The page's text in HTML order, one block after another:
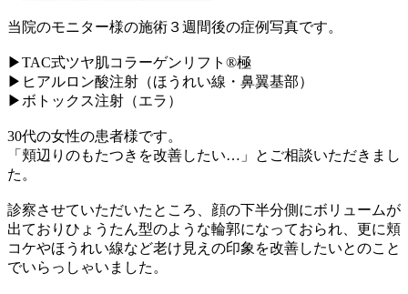
当院のモニター様の施術３週間後の症例写真です。
▶TAC式ツヤ肌コラーゲンリフト®︎極
▶ヒアルロン酸注射（ほうれい線・鼻翼基部）
▶ボトックス注射（エラ）
30代の女性の患者様です。
「頬辺りのもたつきを改善したい…」とご相談いただきまし
た。
診察させていただいたところ、顔の下半分側にボリュームが
出ておりひょうたん型のような輪郭になっておられ、更に頬
コケやほうれい線など老け見えの印象を改善したいとのこと
でいらっしゃいました。